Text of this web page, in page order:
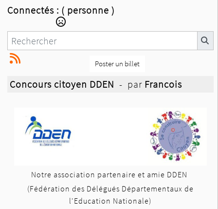
Connectés : ( personne )
Poster un billet
Concours citoyen DDEN - par Francois
Notre association partenaire et amie DDEN
(Fédération des Délégués Départementaux de
l'Education Nationale)